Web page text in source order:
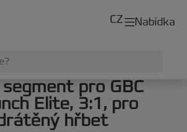
Nabídka
CZ
pro GBC
Elite, 3:1, pro
hřbet